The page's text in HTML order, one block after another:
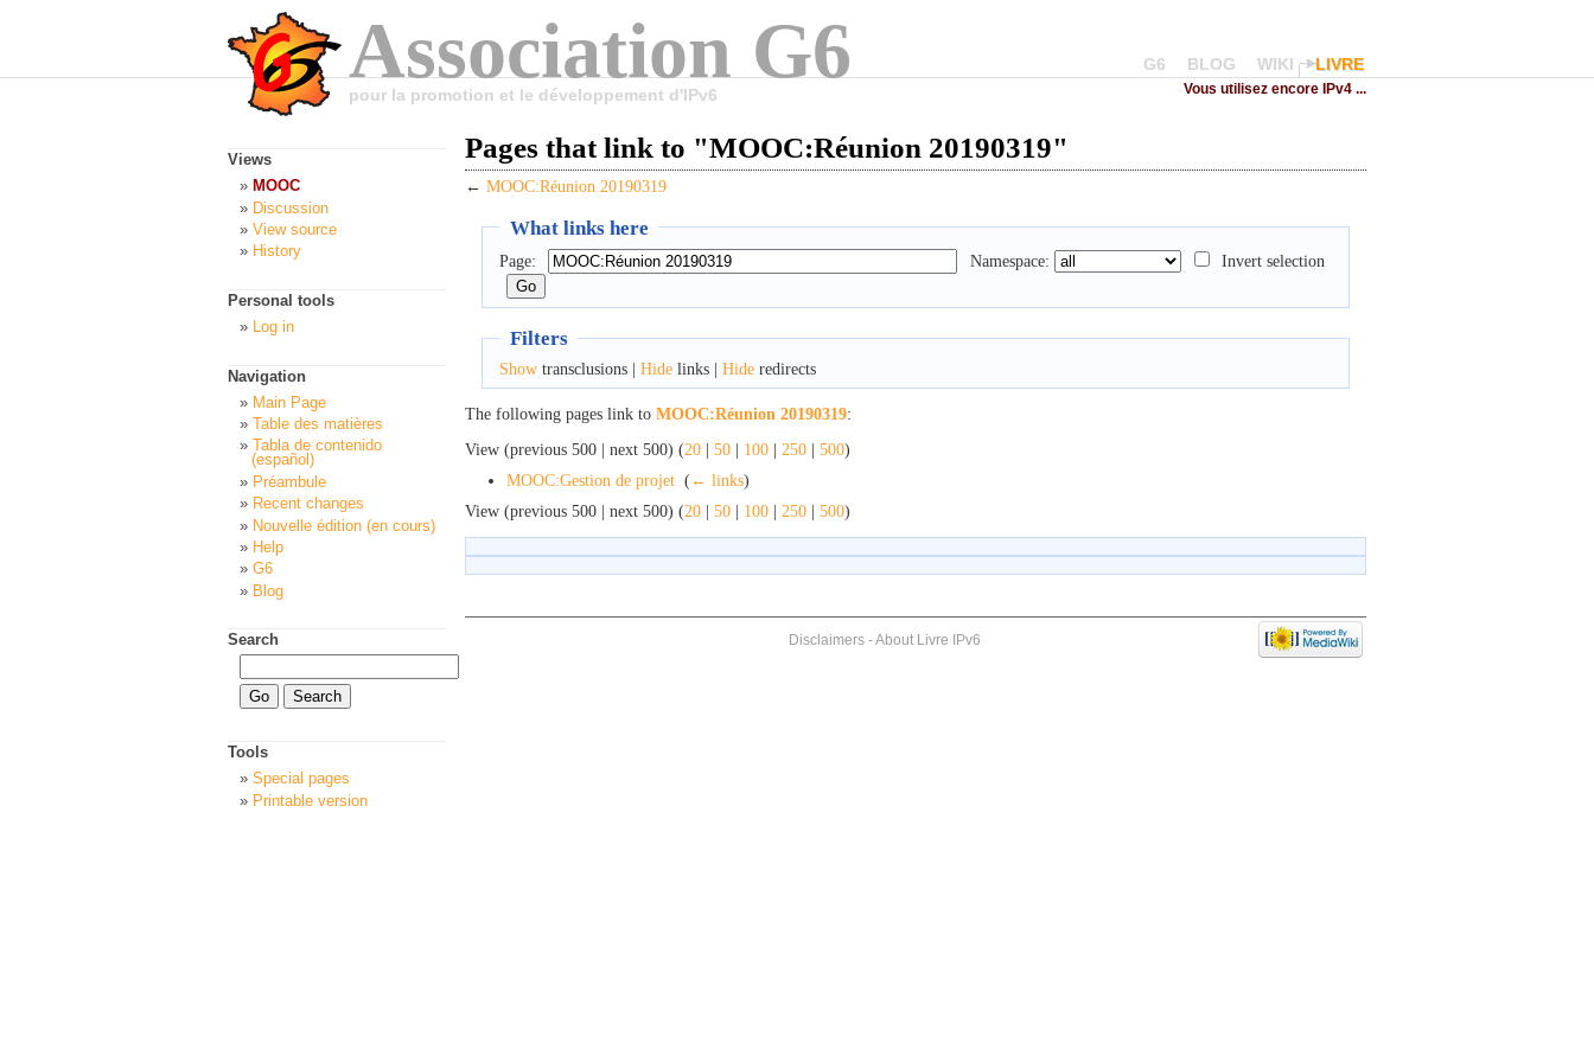
Association G6
pour la promotion et le développement d'IPv6
G6 BLOG WIKI LIVRE
Vous utilisez encore IPv4 ...
Pages that link to "MOOC:Réunion 20190319"
← MOOC:Réunion 20190319
What links here
Page: Namespace: Invert selection
Filters
Showtransclusions | Hidelinks | Hideredirects
The following pages link to MOOC:Réunion 20190319:
View (previous 500 | next 500) (20 | 50 | 100 | 250 | 500)
MOOC:Gestion de projet ( ← links)
View (previous 500 | next 500) (20 | 50 | 100 | 250 | 500)
Views
MOOC
Discussion
View source
History
Personal tools
Log in
Navigation
Main Page
Table des matières
Tabla de contenido
(español)
Préambule
Recent changes
Nouvelle édition (en cours)
Help
G6
Blog
Search
Tools
Special pages
Printable version
Disclaimers-About Livre IPv6